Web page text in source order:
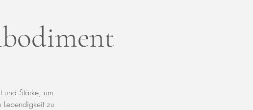
und Stärke, um
Lebendigkeit zu